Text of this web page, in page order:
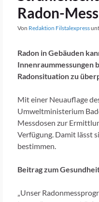
Radon-
Von Redaktion Filstalexpress
Radon in Gebäuden
Innenraummessungen
Radonsituation zu
Mit einer Neuauflage
Umweltministerium
Messdosen zur
Verfügung. Damit lässt
bestimmen.
Beitrag zum
„Unser